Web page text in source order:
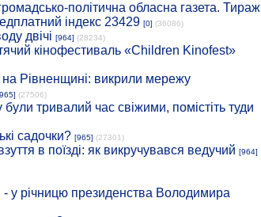
політична обласна газета. Тираж
індекс 23429 [0] (36086)
двічі [964] (28234)
кінофестиваль «Children Kinofest»
Рівненщині: викрили мережу
(27506)
тривалий час свіжими, помістіть туди
садочки? [965] (27301)
в поїзді: як викручувався ведучий [964]
у річницю президенства Володимира